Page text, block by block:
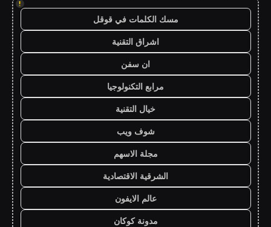
!
مسك الكلمات في قوقل
اشراق التقنية
ان سفن
مرابع التكنولوجيا
خيال التقنية
شوف ويب
مجلة الاسهم
الشرقية الاقتصادية
عالم الايفون
مدونة كوكان